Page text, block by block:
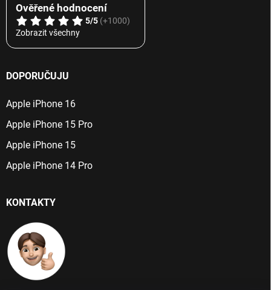
Ověřené hodnocení
5/5 (+1000)
Zobrazit všechny
DOPORUČUJU
Apple iPhone 16
Apple iPhone 15 Pro
Apple iPhone 15
Apple iPhone 14 Pro
KONTAKTY